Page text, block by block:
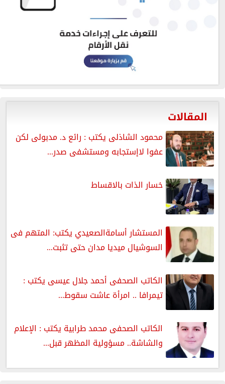
المقالات
محمود الشاذلى يكتب : رائع د. مدبولى لكن
عفوا لاإستجابه ومستشفى صدر...
خسار الذات بالاقساط
المستشار أسامةالصعيدي يكتب: المتهم فى
السوشيال ميديا مدان حتى تثبت...
الكاتب الصحفى أحمد جلال عيسى يكتب :
تيمرافا .. امرأة عاشت سقوط...
الكاتب الصحفى محمد طرابية يكتب : الإعلام
والشاشة.. مسؤولية المظهر قبل...